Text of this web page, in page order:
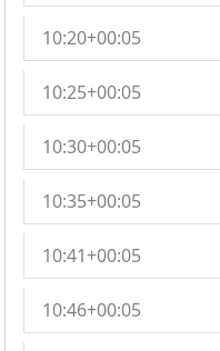
10:20+00:05
10:25+00:05
10:30+00:05
10:35+00:05
10:41+00:05
10:46+00:05